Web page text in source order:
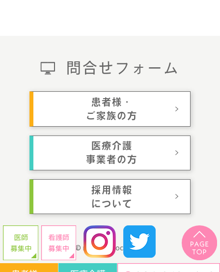
問合せフォーム
患者様・
ご家族の方
医療介護
事業者の方
採用情報
について
© momotaroclinic.jp